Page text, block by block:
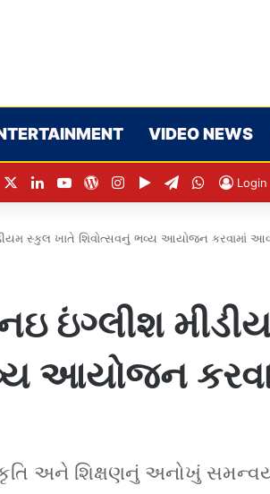
VIDEO NEWS
LinkedInYouTubeWordPress
Instagram
Google Play
TelegramWhatsApp
Login
સ્કુલ ખાતે શિવોત્સવનું ભવ્ય આયોજન કરવામાં
ઇંગ્લીશ
આયોજન
અને શિક્ષણનું અનોખું